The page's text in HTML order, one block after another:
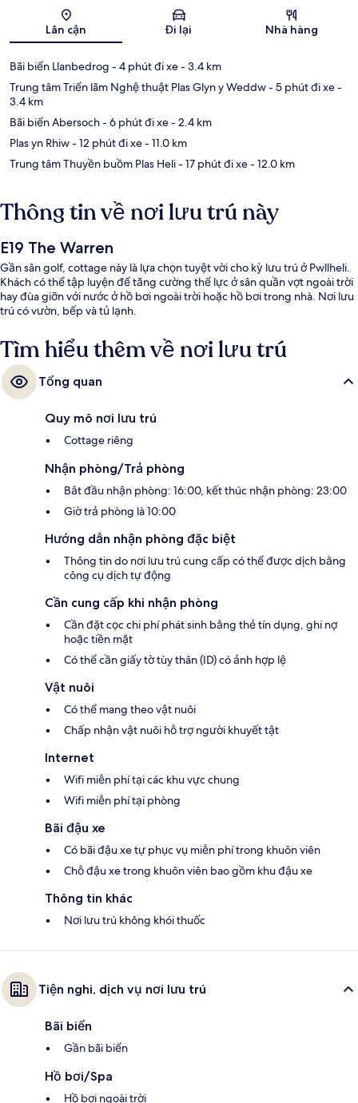
Bản đồ
Lân cận Đi lại Nhà hàng
Bãi biển Llanbedrog - 4 phút đi xe- 3.4 km
Trung tâm Triển lãm Nghệ thuật Plas Glyn y Weddw- 5 phút đi xe-
3.4 km
Bãi biển Abersoch- 6 phút đi xe- 2.4 km
Plas yn Rhiw- 12 phút đi xe- 11.0 km
Trung tâm Thuyền buồm Plas Heli- 17 phút đi xe- 12.0 km
Thông tin về nơi lưu trú này
E19 The Warren
Gần sân golf, cottage này là lựa chọn tuyệt vời cho kỳ lưu trú ở Pwllheli.
Khách có thể tập luyện để tăng cường thể lực ở sân quần vợt ngoài trời
hay đùa giỡn với nước ở hồ bơi ngoài trời hoặc hồ bơi trong nhà. Nơi lưu
trú có vườn, bếp và tủ lạnh.
Tìm hiểu thêm về nơi lưu trú
Tổng quan
Quy mô nơi lưu trú
Cottage riêng
Nhận phòng/Trả phòng
Bắt đầu nhận phòng: 16:00, kết thúc nhận phòng: 23:00
Giờ trả phòng là 10:00
Hướng dẫn nhận phòng đặc biệt
Thông tin do nơi lưu trú cung cấp có thể được dịch bằng
công cụ dịch tự động
Cần cung cấp khi nhận phòng
Cần đặt cọc chi phí phát sinh bằng thẻ tín dụng, ghi nợ
hoặc tiền mặt
Có thể cần giấy tờ tùy thân (ID) có ảnh hợp lệ
Vật nuôi
Có thể mang theo vật nuôi
Chấp nhận vật nuôi hỗ trợ người khuyết tật
Internet
Wifi miễn phí tại các khu vực chung
Wifi miễn phí tại phòng
Bãi đậu xe
Có bãi đậu xe tự phục vụ miễn phí trong khuôn viên
Chỗ đậu xe trong khuôn viên bao gồm khu đậu xe
Thông tin khác
Nơi lưu trú không khói thuốc
Tiện nghi, dịch vụ nơi lưu trú
Bãi biển
Gần bãi biển
Hồ bơi/Spa
Hồ bơi ngoài trời